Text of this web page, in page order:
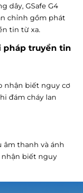
dây, GSafe G4
chỉnh gồm phát
tin từ xa.
pháp truyền tin
nhận biết nguy cơ
đám cháy lan
âm thanh và ánh
biết nguy